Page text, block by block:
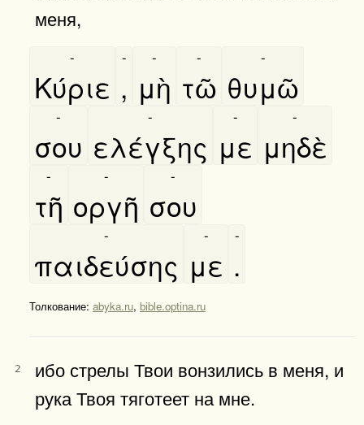
меня,
Κύριε
-
,
-
μὴ
-
τῶ
-
θυμῶ
-
σου
-
ελέγξης
-
με
-
μηδὲ
-
τῆ
-
οργῆ
-
σου
-
παιδεύσης
-
με
-
.
-
Толкование: abyka.ru, bible.optina.ru
2
ибо стрелы Твои вонзились в меня, и
рука Твоя тяготеет на мне.